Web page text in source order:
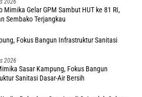
Mimika Gelar GPM Sambut HUT ke 81 RI,
Sembako Terjangkau
2026
Sasar Kampung, Fokus Bangun
Sanitasi Dasar-Air Bersih